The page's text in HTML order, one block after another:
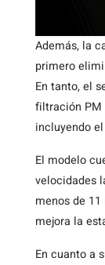
Además, la
primero
En tanto, el
filtración PM
incluyendo el
El modelo
velocidades
menos de
mejora la
En cuanto a